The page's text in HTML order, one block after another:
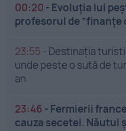
00:20 - Evoluția lui
profesorul de ”finanțe
23:55 - Destinația
unde peste o sută de
an
23:46 - Fermierii
cauza secetei. Năutul